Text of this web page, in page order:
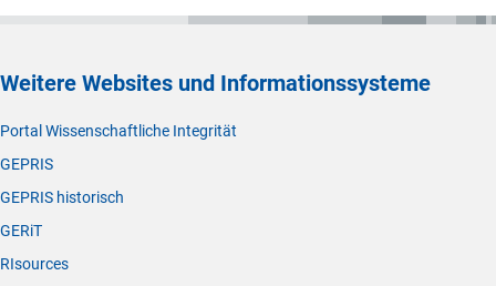
Weitere Websites und Informationssysteme
Portal Wissenschaftliche Integrität
GEPRIS
GEPRIS historisch
GERiT
RIsources